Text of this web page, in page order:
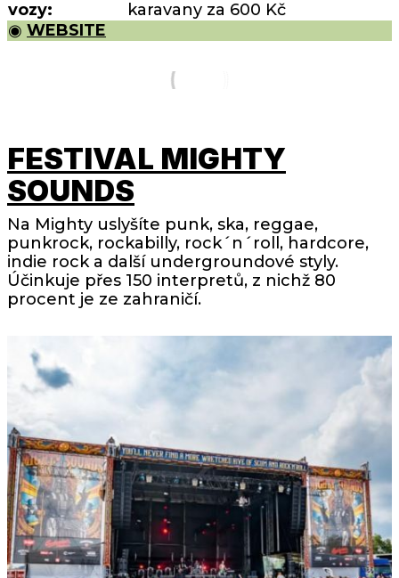
vozy:
karavany za 600 Kč
◉ WEBSITE
FESTIVAL MIGHTY
SOUNDS
Na Mighty uslyšíte punk, ska, reggae,
punkrock, rockabilly, rock´n´roll, hardcore,
indie rock a další undergroundové styly.
Účinkuje přes 150 interpretů, z nichž 80
procent je ze zahraničí.